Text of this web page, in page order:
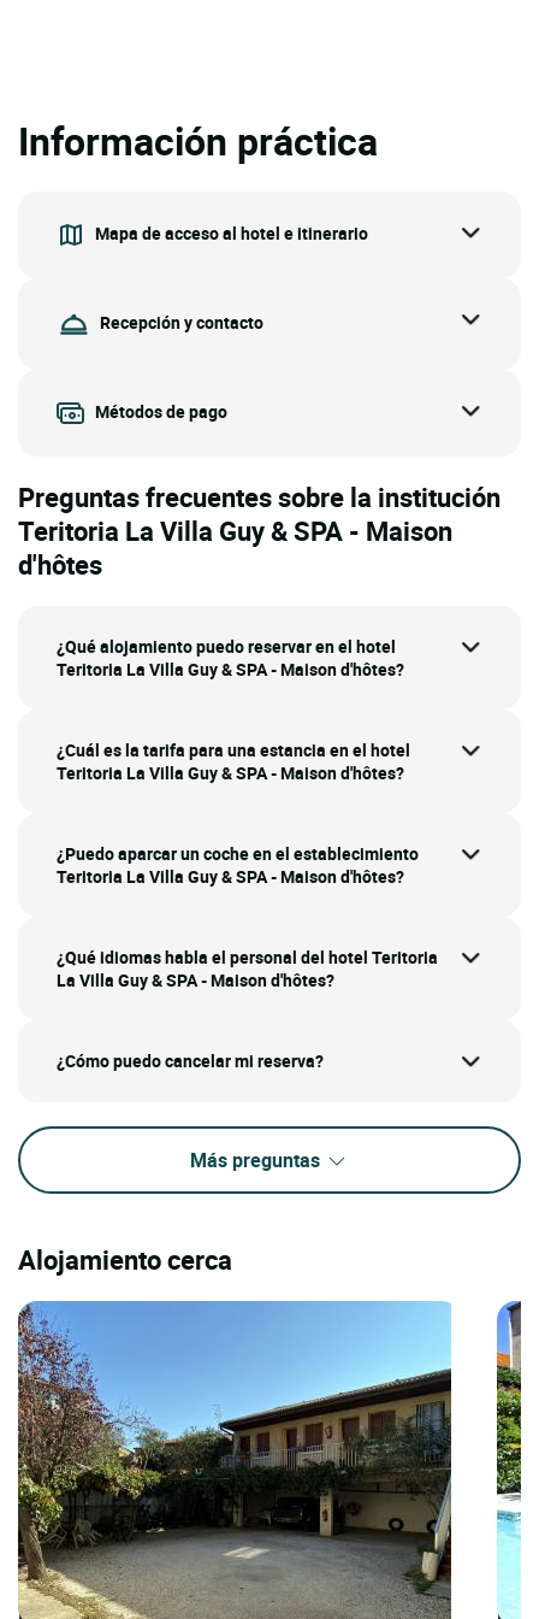
Información práctica
Mapa de acceso al hotel e itinerario
Recepción y contacto
Métodos de pago
Preguntas frecuentes sobre la institución
Teritoria La Villa Guy & SPA - Maison
d'hôtes
¿Qué alojamiento puedo reservar en el hotel
Teritoria La Villa Guy & SPA - Maison d'hôtes?
¿Cuál es la tarifa para una estancia en el hotel
Teritoria La Villa Guy & SPA - Maison d'hôtes?
¿Puedo aparcar un coche en el establecimiento
Teritoria La Villa Guy & SPA - Maison d'hôtes?
¿Qué idiomas habla el personal del hotel Teritoria
La Villa Guy & SPA - Maison d'hôtes?
¿Cómo puedo cancelar mi reserva?
Más preguntas
Alojamiento cerca